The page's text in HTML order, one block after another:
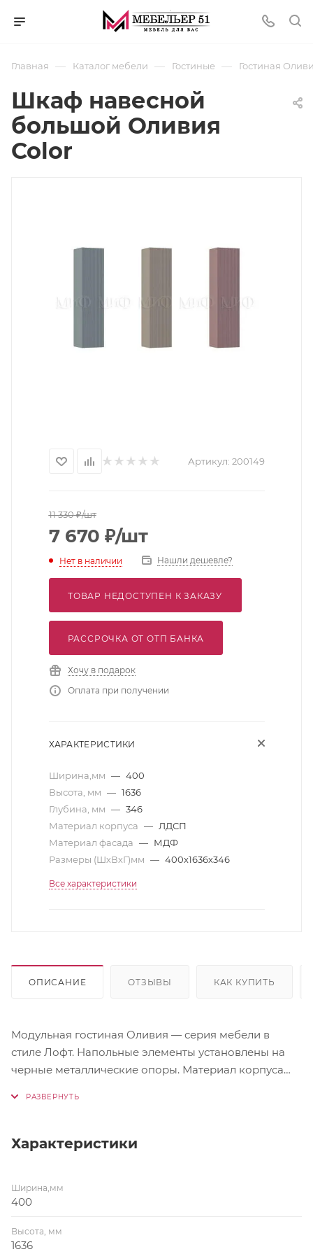
Главная — Каталог мебели — Гостиные — Гостиная
Шкаф навесной
большой Оливия
Color
Артикул: 200149
11 330₽/шт
7 670 ₽/шт
Нет в наличии Нашли дешевле?
ТОВАР НЕДОСТУПЕН К ЗАКАЗУ
РАССРОЧКА ОТ ОТП БАНКА
Хочу в подарок
Оплата при получении
ХАРАКТЕРИСТИКИ
Ширина,мм — 400
Высота, мм — 1636
Глубина, мм — 346
Материал корпуса — ЛДСП
Материал фасада — МДФ
Размеры (ШхВхГ)мм — 400х1636х346
Все характеристики
ОПИСАНИЕ ОТЗЫВЫ КАК КУПИТЬ
Модульная гостиная Оливия — серия мебели в
стиле Лофт. Напольные элементы установлены на
черные металлические опоры. Материал корпуса
Характеристики
Ширина,мм
400
Высота, мм
1636